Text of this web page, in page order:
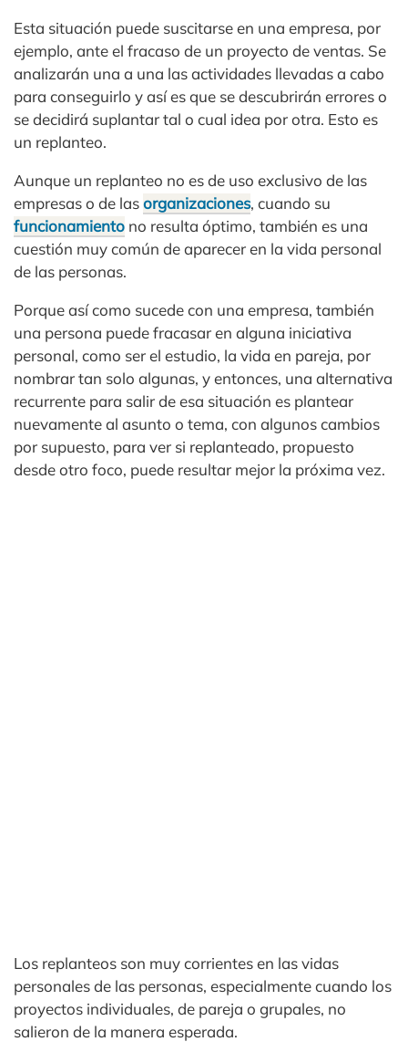
Esta situación puede suscitarse en una empresa, por
ejemplo, ante el fracaso de un proyecto de ventas. Se
analizarán una a una las actividades llevadas a cabo
para conseguirlo y así es que se descubrirán errores o
se decidirá suplantar tal o cual idea por otra. Esto es
un replanteo.
Aunque un replanteo no es de uso exclusivo de las
empresas o de lasorganizaciones, cuando su
funcionamiento no resulta óptimo, también es una
cuestión muy común de aparecer en la vida personal
de las personas.
Porque así como sucede con una empresa, también
una persona puede fracasar en alguna iniciativa
personal, como ser el estudio, la vida en pareja, por
nombrar tan solo algunas, y entonces, una alternativa
recurrente para salir de esa situación es plantear
nuevamente al asunto o tema, con algunos cambios
por supuesto, para ver si replanteado, propuesto
desde otro foco, puede resultar mejor la próxima vez.
Los replanteos son muy corrientes en las vidas
personales de las personas, especialmente cuando los
proyectos individuales, de pareja o grupales, no
salieron de la manera esperada.